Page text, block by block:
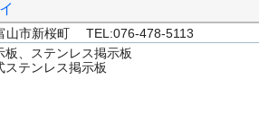
山市新桜町 TEL:076-478-5113
板、ステンレス掲示板
ステンレス掲示板